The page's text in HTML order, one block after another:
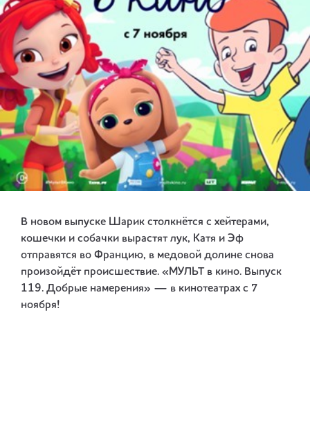
В новом выпуске Шарик столкнётся с хейтерами,
кошечки и собачки вырастят лук, Катя и Эф
отправятся во Францию, в медовой долине снова
произойдёт происшествие. «МУЛЬТ в кино. Выпуск
119. Добрые намерения» — в кинотеатрах с 7
ноября!